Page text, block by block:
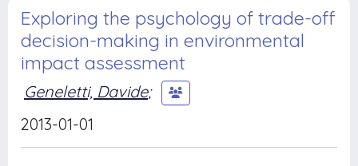
Exploring the psychology of trade-off
decision-making in environmental
impact assessment
Geneletti, Davide;
2013-01-01